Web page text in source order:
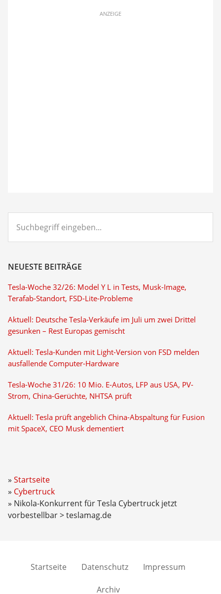
ANZEIGE
eingeben...
NEUESTE BEITRÄGE
Tesla-Woche 32/26: Model Y L in Tests, Musk-Image,
Terafab-Standort, FSD-Lite-Probleme
Aktuell: Deutsche Tesla-Verkäufe im Juli um zwei Drittel
gesunken – Rest Europas gemischt
Aktuell: Tesla-Kunden mit Light-Version von FSD melden
ausfallende Computer-Hardware
Tesla-Woche 31/26: 10 Mio. E-Autos, LFP aus USA, PV-
Strom, China-Gerüchte, NHTSA prüft
Aktuell: Tesla prüft angeblich China-Abspaltung für Fusion
mit SpaceX, CEO Musk dementiert
Startseite
Cybertruck
Nikola-Konkurrent für Tesla Cybertruck jetzt
vorbestellbar > teslamag.de
Startseite Datenschutz Impressum
Archiv